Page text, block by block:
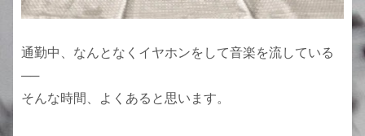
通勤中、なんとなくイヤホンをして音楽を流している
──
そんな時間、よくあると思います。